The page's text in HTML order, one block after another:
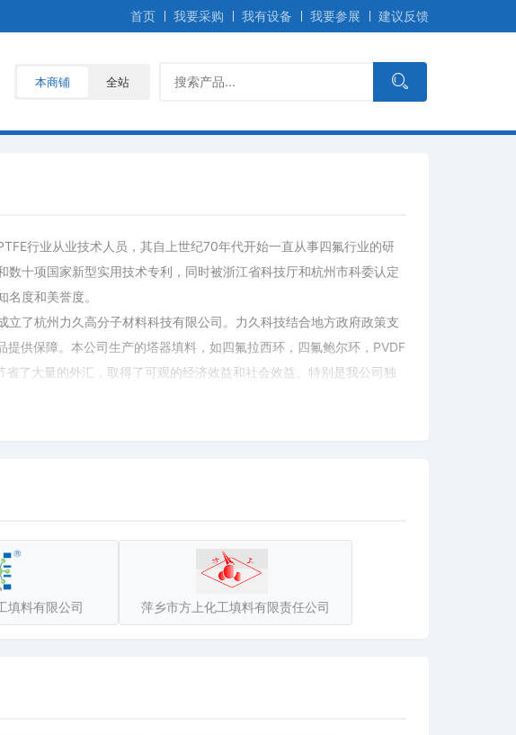
首页 我要采购 我有设备 我要参展 建议反馈
本商铺 全站
行业从业技术人员，其自上世纪70年代开始一直从事四氟行业的研
十项国家新型实用技术专利，同时被浙江省科技厅和杭州市科委认定
度和美誉度。
了杭州力久高分子材料科技有限公司。力久科技结合地方政府政策支
供保障。本公司生产的塔器填料，如四氟拉西环，四氟鲍尔环，PVDF
了大量的外汇，取得了可观的经济效益和社会效益。特别是我公司独
动器和计量称上的补偿器目前在全国氟化工行业得到广泛应用，为广
却机配套的供风活节，为国家大型建材企业提供可靠正常的生产保
水电，火电及核电；机械制造和合成制药等行业。
断提升企业在市场上的竞争力，与客户携手实现共赢发展！
填料有限公司 萍乡市方上化工填料有限责任公司